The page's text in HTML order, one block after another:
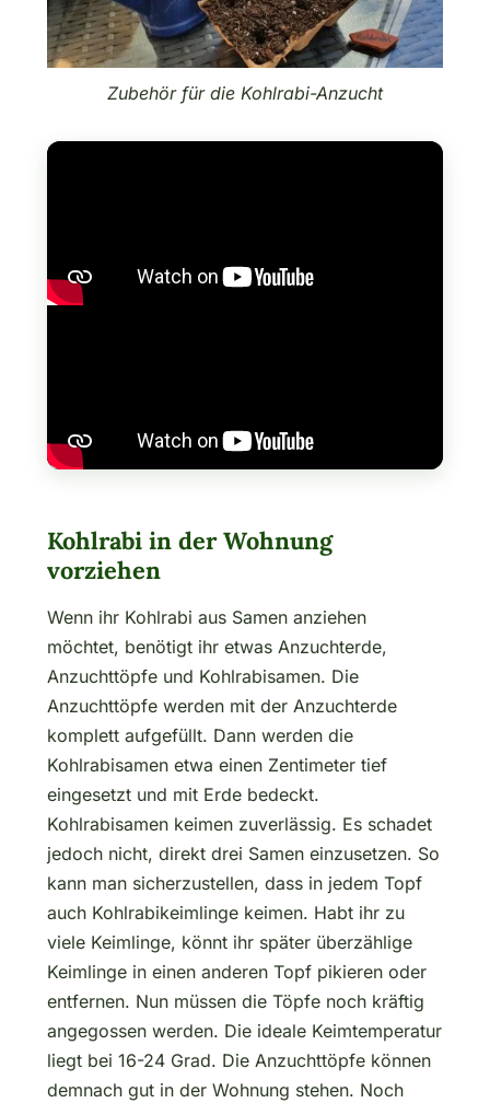
Zubehör für die Kohlrabi-Anzucht
Kohlrabi in der Wohnung
vorziehen
Wenn ihr Kohlrabi aus Samen anziehen
möchtet, benötigt ihr etwas Anzuchterde,
Anzuchttöpfe und Kohlrabisamen. Die
Anzuchttöpfe werden mit der Anzuchterde
komplett aufgefüllt. Dann werden die
Kohlrabisamen etwa einen Zentimeter tief
eingesetzt und mit Erde bedeckt.
Kohlrabisamen keimen zuverlässig. Es schadet
jedoch nicht, direkt drei Samen einzusetzen. So
kann man sicherzustellen, dass in jedem Topf
auch Kohlrabikeimlinge keimen. Habt ihr zu
viele Keimlinge, könnt ihr später überzählige
Keimlinge in einen anderen Topf pikieren oder
entfernen. Nun müssen die Töpfe noch kräftig
angegossen werden. Die ideale Keimtemperatur
liegt bei 16-24 Grad. Die Anzuchttöpfe können
demnach gut in der Wohnung stehen. Noch